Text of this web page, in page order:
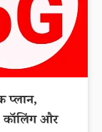
प्लान,
कॉलिंग और